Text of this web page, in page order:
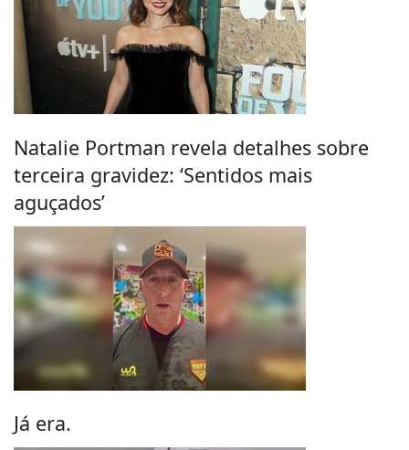
Natalie Portman revela detalhes sobre
terceira gravidez: ‘Sentidos mais
aguçados’
Já era.